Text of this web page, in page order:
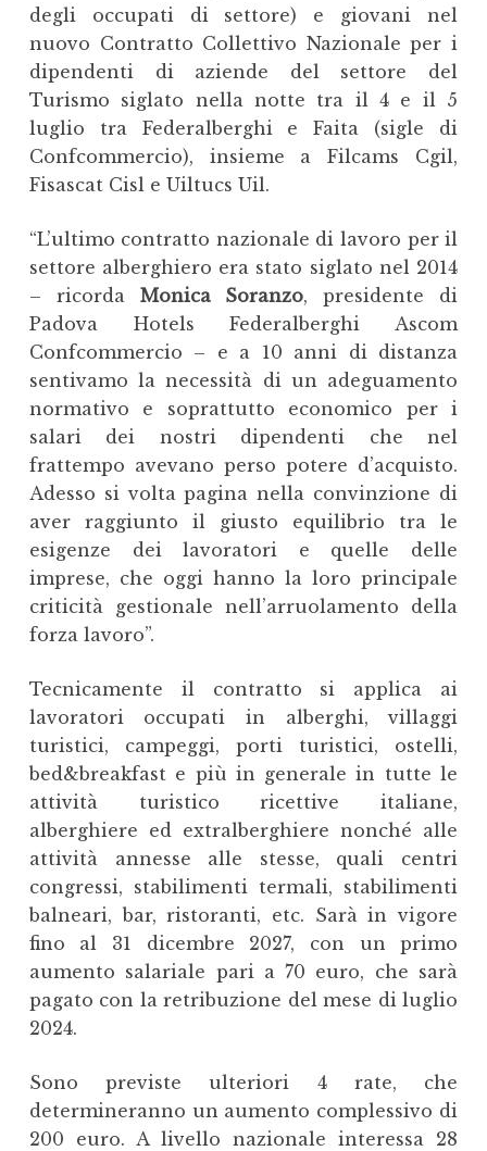
degli occupati di settore) e giovani nel
nuovo Contratto Collettivo Nazionale per i
dipendenti di aziende del settore del
Turismo siglato nella notte tra il 4 e il 5
luglio tra Federalberghi e Faita (sigle di
Confcommercio), insieme a Filcams Cgil,
Fisascat Cisl e Uiltucs Uil.
“L’ultimo contratto nazionale di lavoro per il
settore alberghiero era stato siglato nel 2014
– ricorda Monica Soranzo, presidente di
Padova Hotels Federalberghi Ascom
Confcommercio – e a 10 anni di distanza
sentivamo la necessità di un adeguamento
normativo e soprattutto economico per i
salari dei nostri dipendenti che nel
frattempo avevano perso potere d’acquisto.
Adesso si volta pagina nella convinzione di
aver raggiunto il giusto equilibrio tra le
esigenze dei lavoratori e quelle delle
imprese, che oggi hanno la loro principale
criticità gestionale nell’arruolamento della
forza lavoro”.
Tecnicamente il contratto si applica ai
lavoratori occupati in alberghi, villaggi
turistici, campeggi, porti turistici, ostelli,
bed&breakfast e più in generale in tutte le
attività turistico ricettive italiane,
alberghiere ed extralberghiere nonché alle
attività annesse alle stesse, quali centri
congressi, stabilimenti termali, stabilimenti
balneari, bar, ristoranti, etc. Sarà in vigore
fino al 31 dicembre 2027, con un primo
aumento salariale pari a 70 euro, che sarà
pagato con la retribuzione del mese di luglio
2024.
Sono previste ulteriori 4 rate, che
determineranno un aumento complessivo di
200 euro. A livello nazionale interessa 28